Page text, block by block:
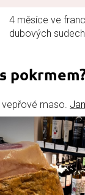
4 měsíce ve
dubových sudech
vepřové maso.